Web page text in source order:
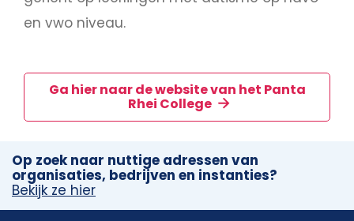
en vwo niveau.
Ga hier naar de website van het Panta
Rhei College
Op zoek naar nuttige adressen van
organisaties, bedrijven en instanties?
Bekijk ze hier